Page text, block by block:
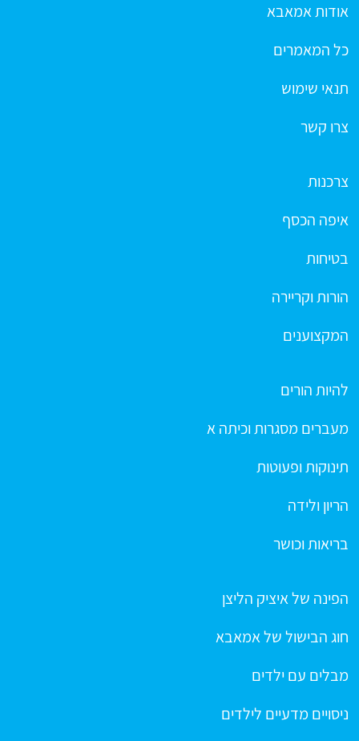
אודות אמאבא
כל המאמרים
תנאי שימוש
צרו קשר
צרכנות
איפה הכסף
בטיחות
הורות וקריירה
המקצוענים
להיות הורים
מעברים מסגרות וכיתה א
תינוקות ופעוטות
הריון ולידה
בריאות וכושר
הפינה של איציק הליצן
חוג הבישול של אמאבא
מבלים עם ילדים
ניסויים מדעיים לילדים